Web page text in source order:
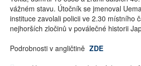
vážném stavu. Útočník se jmenoval
instituce zavolali policii ve 2.30 místního
nejhorších zločinů v poválečné historii
Podrobnosti v angličtině ZDE